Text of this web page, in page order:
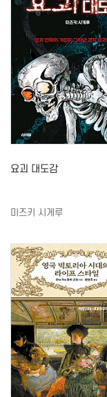
요괴 대도감
미즈키 시게루